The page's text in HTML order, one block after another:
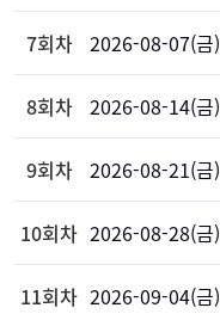
7회차 2026-08-07(금)
8회차 2026-08-14(금)
9회차 2026-08-21(금)
10회차 2026-08-28(금)
11회차 2026-09-04(금)